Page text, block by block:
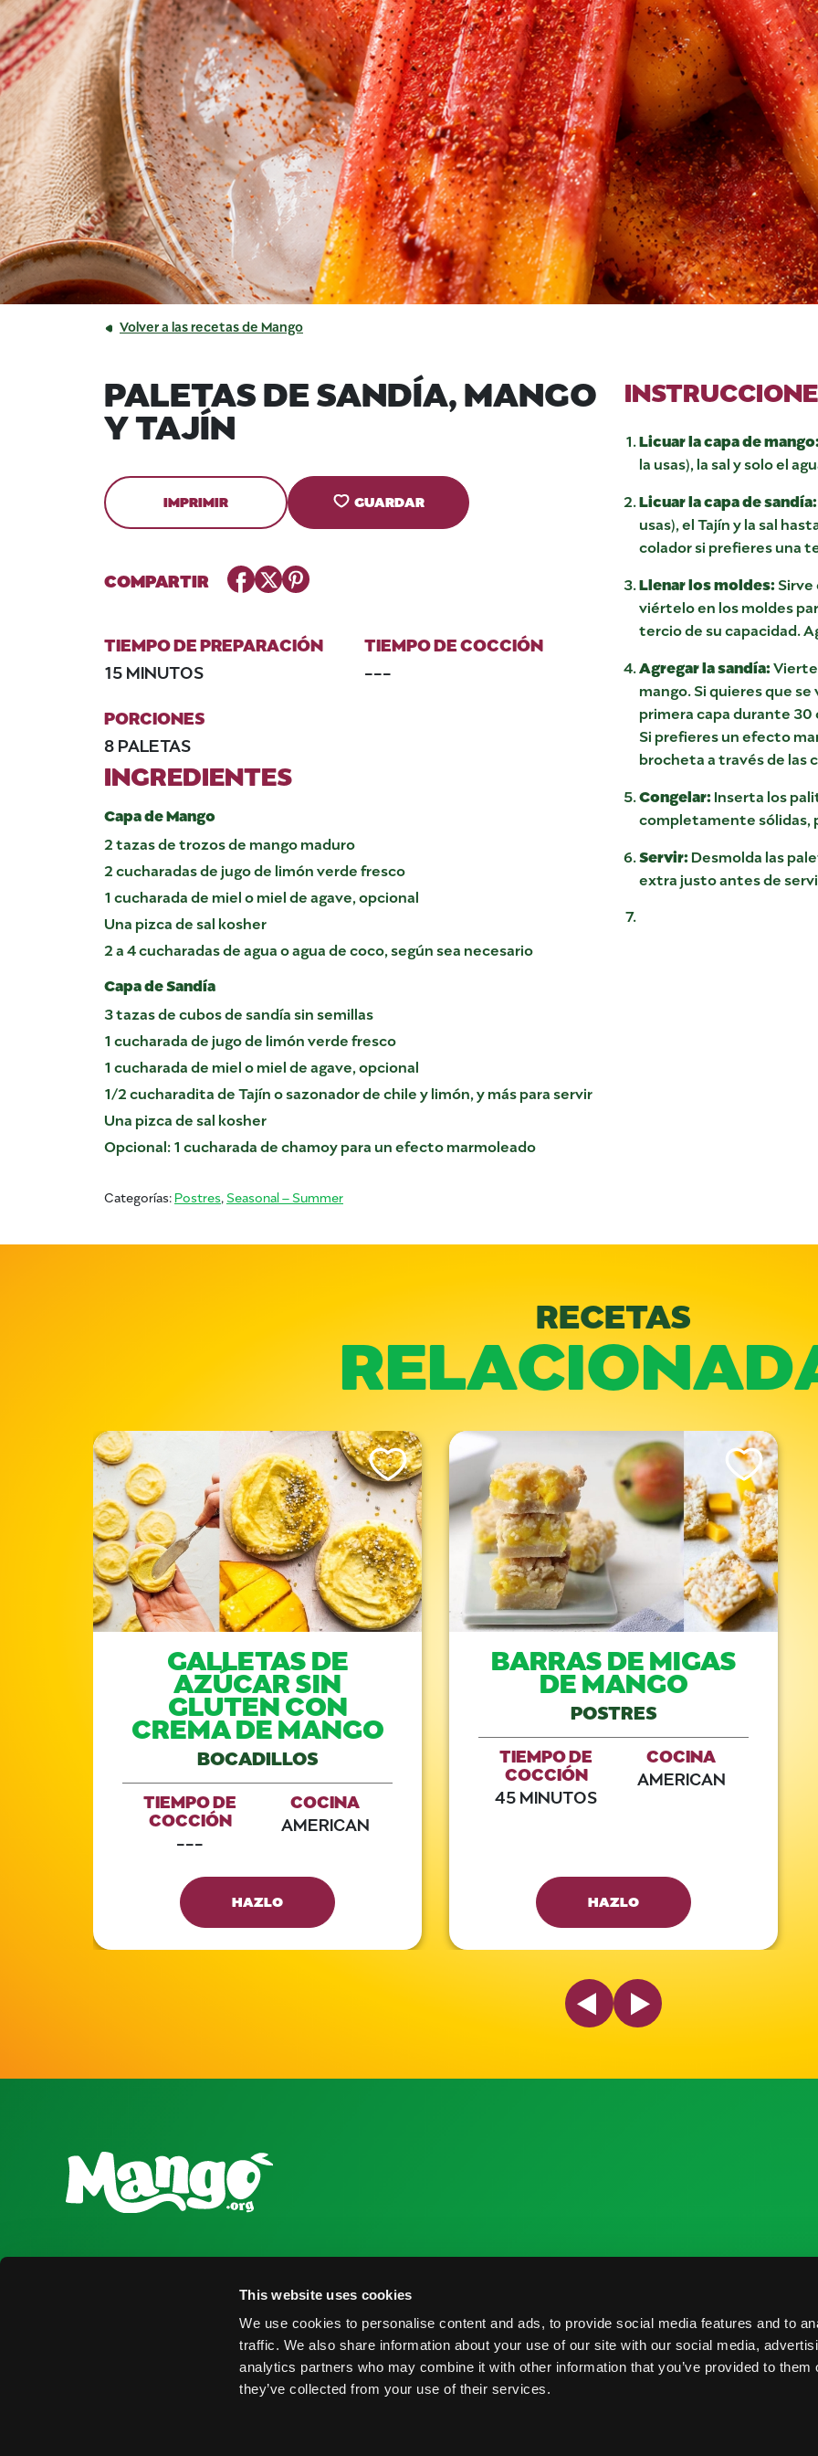
This website uses cookies
We use cookies to personalise content and ads, to provide social media features and to
traffic. We also share information about your use of our site with our social media,
analytics partners who may combine it with other information that you’ve provided to them
they’ve collected from your use of their services.
Volver a las recetas de Mango
PALETAS DE SANDÍA, MANGO
Y TAJÍN
IMPRIMIR GUARDAR
COMPARTIR Facebook
TwitterPinterest
TIEMPO DE PREPARACIÓN
15 MINUTOS
TIEMPO DE COCCIÓN
---
PORCIONES
8 PALETAS
INGREDIENTES
Capa de Mango
2 tazas de trozos de mango maduro
2 cucharadas de jugo de limón verde fresco
1 cucharada de miel o miel de agave, opcional
Una pizca de sal kosher
2 a 4 cucharadas de agua o agua de coco, según sea necesario
Capa de Sandía
3 tazas de cubos de sandía sin semillas
1 cucharada de jugo de limón verde fresco
1 cucharada de miel o miel de agave, opcional
1/2 cucharadita de Tajín o sazonador de chile y limón, y más para servir
Una pizca de sal kosher
Opcional: 1 cucharada de chamoy para un efecto marmoleado
Licuar la capa de
la usas), la sal y solo el
Licuar la capa de sandía:
usas), el Tajín y la sal
colador si prefieres una
Llenar los moldes: Sirve
viértelo en los moldes
tercio de su capacidad.
Agregar la sandía:Vierte
mango. Si quieres que se
primera capa durante 30
Si prefieres un efecto
brocheta a través de las
Congelar: Inserta los
completamente sólidas,
Servir: Desmolda las
extra justo antes de
Categorías:Postres, Seasonal – Summer
RECETAS
Like This Recipe Like This Recipe
GALLETAS DE
AZÚCAR SIN
GLUTEN CON
CREMA DE MANGO
BOCADILLOS
TIEMPO DE
COCCIÓN
---
COCINA
AMERICAN
HAZLO
Like This Recipe
BARRAS DE MIGAS
DE MANGO
POSTRES
TIEMPO DE
COCCIÓN
45 MINUTOS
COCINA
AMERICAN
HAZLO
Previous SlideNext Slide
National Mango Board
Recursos para la Industria
Obtener Informe de Cosecha
Encontrar Proveedores
Eventos
Recursos de Investigación
Informe de Cosecha
Prácticas Postcosecha